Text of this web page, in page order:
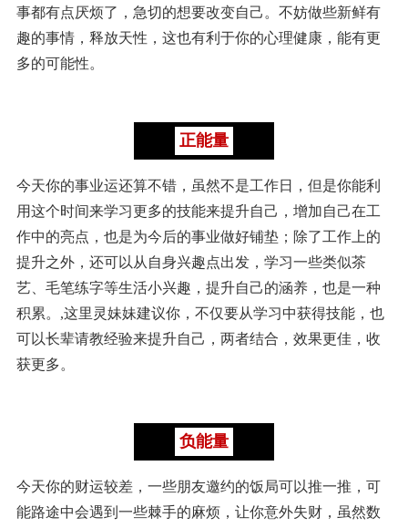
事都有点厌烦了，急切的想要改变自己。不妨做些新鲜有
趣的事情，释放天性，这也有利于你的心理健康，能有更
多的可能性。
正能量
今天你的事业运还算不错，虽然不是工作日，但是你能利
用这个时间来学习更多的技能来提升自己，增加自己在工
作中的亮点，也是为今后的事业做好铺垫；除了工作上的
提升之外，还可以从自身兴趣点出发，学习一些类似茶
艺、毛笔练字等生活小兴趣，提升自己的涵养，也是一种
积累。,这里灵妹妹建议你，不仅要从学习中获得技能，也
可以长辈请教经验来提升自己，两者结合，效果更佳，收
获更多。
负能量
今天你的财运较差，一些朋友邀约的饭局可以推一推，可
能路途中会遇到一些棘手的麻烦，让你意外失财，虽然数